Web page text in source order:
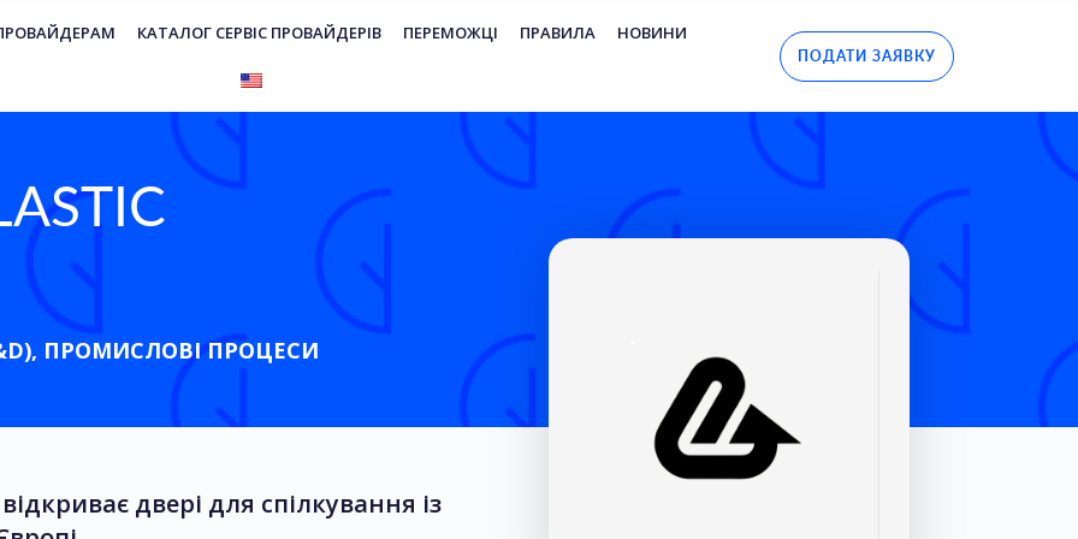
КАТАЛОГ СЕРВІС ПРОВАЙДЕРІВ ПЕРЕМОЖЦІ ПРАВИЛА НОВИНИ
ПОДАТИ ЗАЯВКУ
, ПРОМИСЛОВІ ПРОЦЕСИ
двері для спілкування із